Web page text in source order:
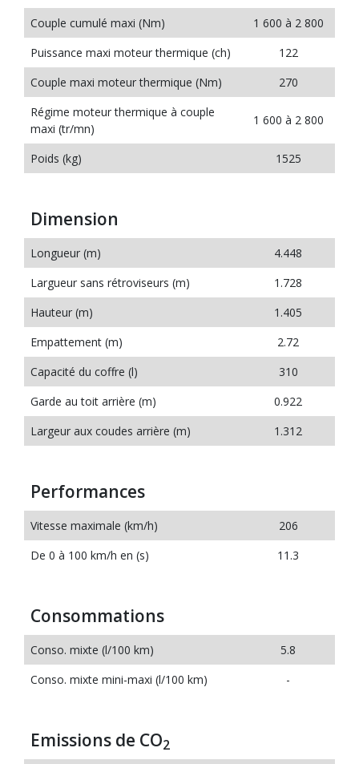
Couple cumulé maxi (Nm)
1 600 à 2 800
Puissance maxi moteur thermique (ch)
122
Couple maxi moteur thermique (Nm)
270
Régime moteur thermique à couple
maxi (tr/mn)
1 600 à 2 800
Poids (kg) 1525
Dimension
Longueur (m)
4.448
Largueur sans rétroviseurs (m)
1.728
Hauteur (m)
1.405
Empattement (m)
2.72
Capacité du coffre (l)
310
Garde au toit arrière (m)
0.922
Largeur aux coudes arrière (m)
1.312
Performances
Vitesse maximale (km/h)
206
De 0 à 100 km/h en (s)
11.3
Consommations
Conso. mixte (l/100 km)
5.8
Conso. mixte mini-maxi (l/100 km)
-
Emissions de CO2